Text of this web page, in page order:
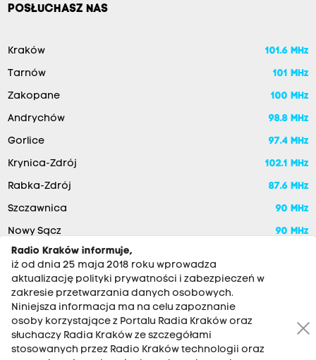
POSŁUCHASZ NAS
Kraków 101.6 MHz
Tarnów 101 MHz
Zakopane 100 MHz
Andrychów 98.8 MHz
Gorlice 97.4 MHz
Krynica-Zdrój 102.1 MHz
Rabka-Zdrój 87.6 MHz
Szczawnica 90 MHz
Nowy Sącz 90 MHz
Radio Kraków informuje,
iż od dnia 25 maja 2018 roku wprowadza
aktualizację polityki prywatności i zabezpieczeń w
zakresie przetwarzania danych osobowych.
Niniejsza informacja ma na celu zapoznanie
osoby korzystające z Portalu Radia Kraków oraz
słuchaczy Radia Kraków ze szczegółami
stosowanych przez Radio Kraków technologii oraz